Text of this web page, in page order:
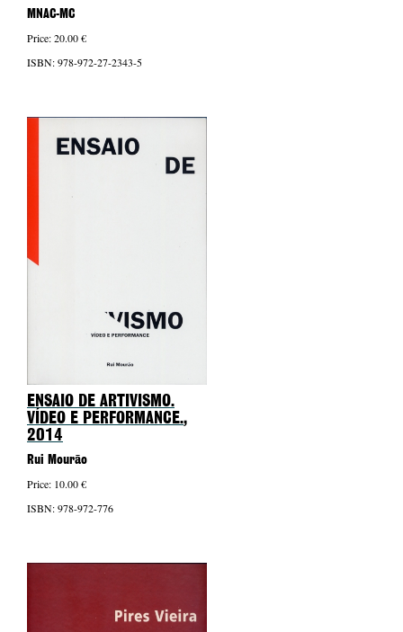
MNAC-MC
Price: 20.00 €
ISBN: 978-972-27-2343-5
ENSAIO DE ARTIVISMO.
VÍDEO E PERFORMANCE.,
2014
Rui Mourão
Price: 10.00 €
ISBN: 978-972-776